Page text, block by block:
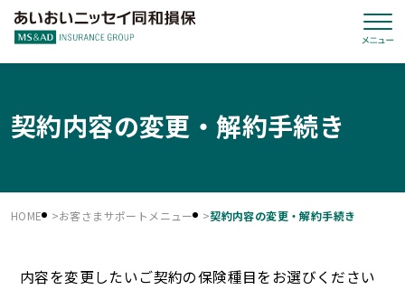
契約内容の変更・解約手続き
HOME お客さまサポートメニュー 契約内容の変更・解約手続き
内容を変更したいご契約の保険種目をお選びください